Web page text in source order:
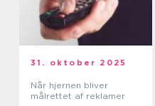
31. oktober 2025
Når hjernen bliver
målrettet af reklamer